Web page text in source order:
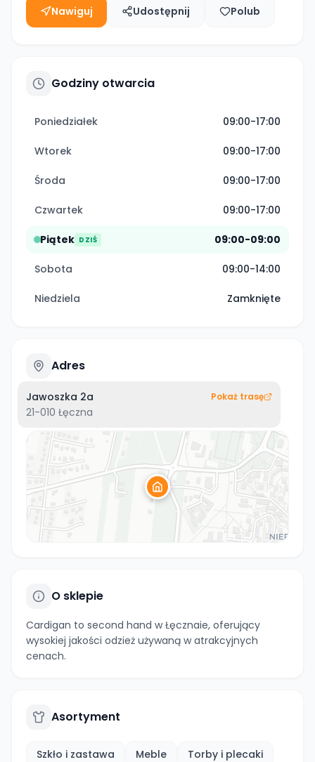
Nawiguj Udostępnij Polub
Godziny otwarcia
Poniedziałek 09:00-17:00
Wtorek 09:00-17:00
Środa 09:00-17:00
Czwartek 09:00-17:00
Piątek DZIŚ 09:00-09:00
Sobota 09:00-14:00
Niedziela Zamknięte
Adres
Jawoszka 2a
21-010 Łęczna
Pokaż trasę
O sklepie
Cardigan to second hand w Łęcznaie, oferujący
wysokiej jakości odzież używaną w atrakcyjnych
cenach.
Asortyment
Szkło i zastawa Meble
Torby i plecaki